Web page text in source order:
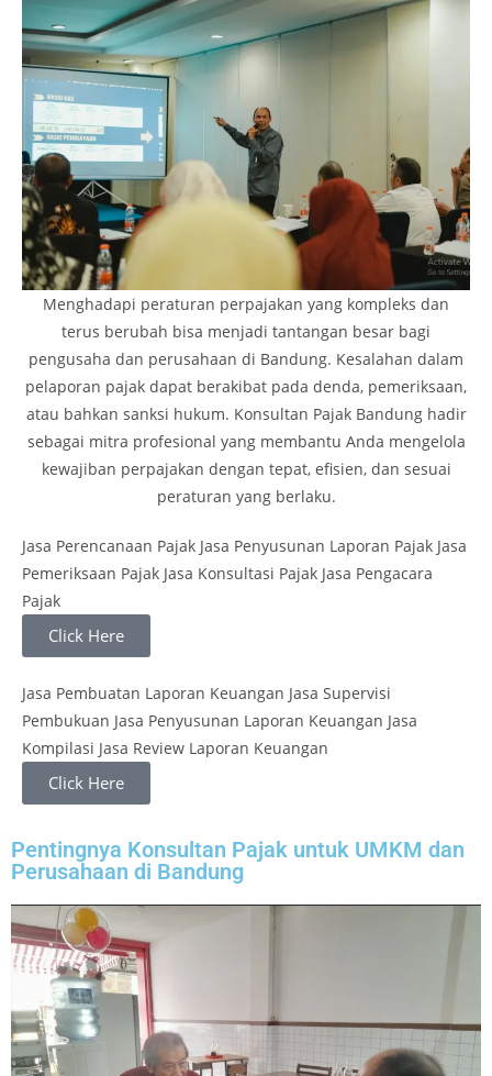
Menghadapi peraturan perpajakan yang kompleks dan
terus berubah bisa menjadi tantangan besar bagi
pengusaha dan perusahaan di Bandung. Kesalahan dalam
pelaporan pajak dapat berakibat pada denda, pemeriksaan,
atau bahkan sanksi hukum. Konsultan Pajak Bandung hadir
sebagai mitra profesional yang membantu Anda mengelola
kewajiban perpajakan dengan tepat, efisien, dan sesuai
peraturan yang berlaku.
Jasa Perencanaan Pajak Jasa Penyusunan Laporan Pajak Jasa
Pemeriksaan Pajak Jasa Konsultasi Pajak Jasa Pengacara
Pajak
Click Here
Jasa Pembuatan Laporan Keuangan Jasa Supervisi
Pembukuan Jasa Penyusunan Laporan Keuangan Jasa
Kompilasi Jasa Review Laporan Keuangan
Click Here
Pentingnya Konsultan Pajak untuk UMKM dan
Perusahaan di Bandung